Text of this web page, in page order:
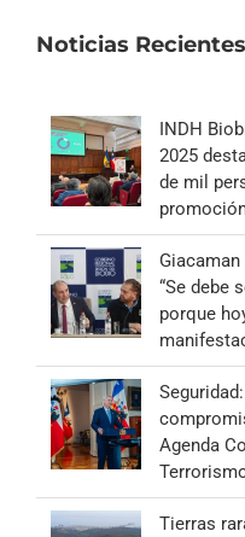
Noticias Recientes
INDH
2025
de mil
“Se debe
porque
Agenda
Tierras